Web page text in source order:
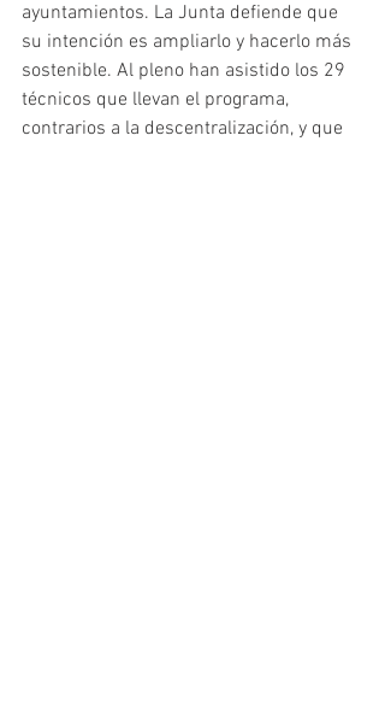
ayuntamientos. La Junta defiende que
su intención es ampliarlo y hacerlo más
sostenible. Al pleno han asistido los 29
técnicos que llevan el programa,
contrarios a la descentralización, y que